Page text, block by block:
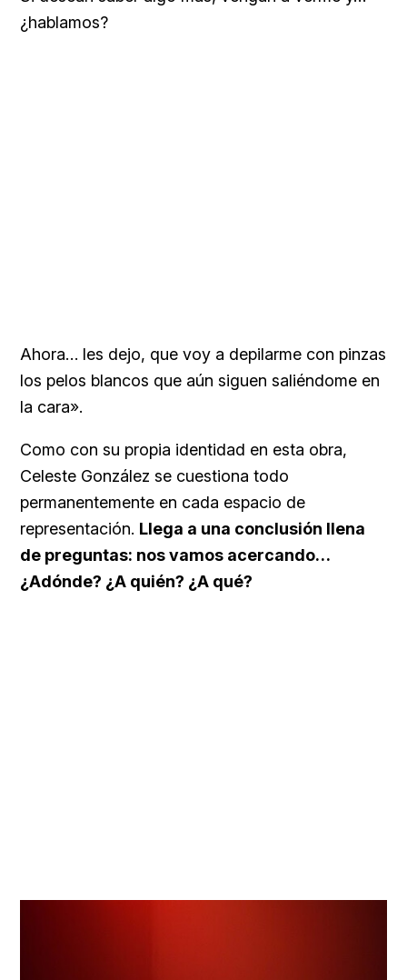
¿hablamos?
Ahora… les dejo, que voy a depilarme con pinzas
los pelos blancos que aún siguen saliéndome en
la cara».
Como con su propia identidad en esta obra,
Celeste González se cuestiona todo
permanentemente en cada espacio de
representación. Llega a una conclusión llena
de preguntas: nos vamos acercando…
¿Adónde? ¿A quién? ¿A qué?